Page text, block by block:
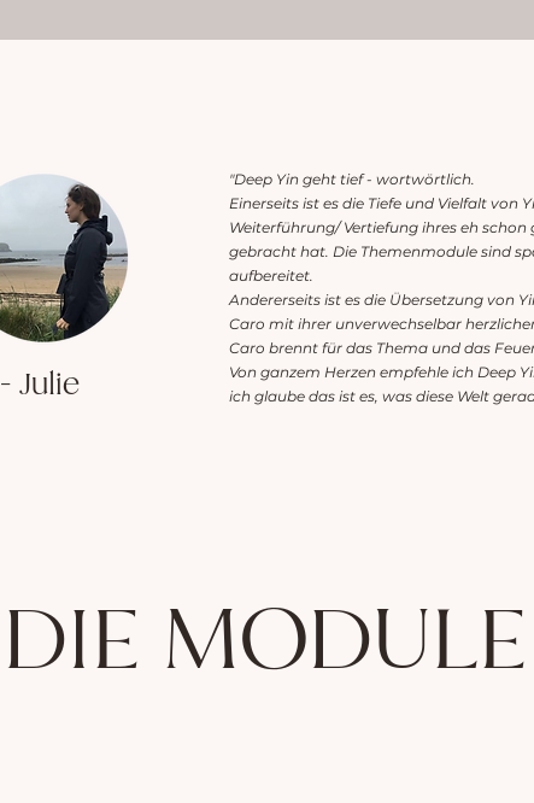
"Deep Yin geht tief - wortwörtlich.
Einerseits ist es die Tiefe und Vielfalt von
Weiterführung/ Vertiefung ihres eh schon
gebracht hat. Die Themenmodule sind
aufbereitet.
Andererseits ist es die Übersetzung von
Caro mit ihrer unverwechselbar
Caro brennt für das Thema und das
Von ganzem Herzen empfehle ich Deep
ich glaube das ist es, was diese Welt
- Julie
DIE MODULE